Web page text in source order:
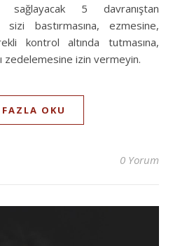
5 davranıştan
sizi bastırmasına, ezmesine,
kontrol altında tutmasına,
zedelemesine izin vermeyin.
OKU
0 Yorum